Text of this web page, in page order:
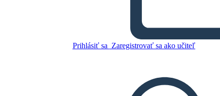
Prihlásiť sa Zaregistrovať sa ako učiteľ
הבחירות של 1980
VYTVORIŤ STORYBOARD